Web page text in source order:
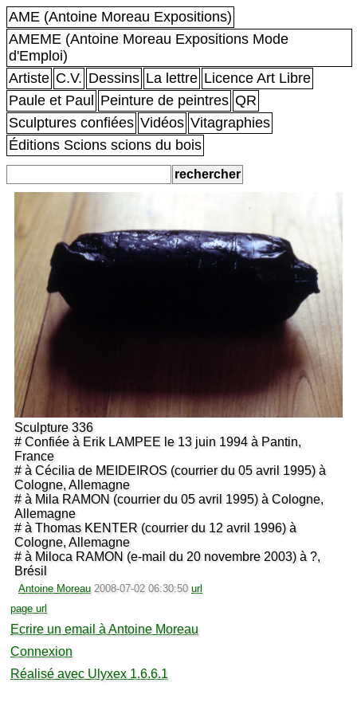
AME (Antoine Moreau Expositions)
AMEME (Antoine Moreau Expositions Mode
d'Emploi)
Artiste C.V. Dessins La lettre Licence Art Libre
Paule et Paul
Peinture de peintres QR
Sculptures confiées Vidéos Vitagraphies
Éditions Scions scions du bois
Sculpture 336
# Confiée à Erik LAMPEE le 13 juin 1994 à Pantin,
France
# à Cécilia de MEIDEIROS (courrier du 05 avril 1995) à
Cologne, Allemagne
# à Mila RAMON (courrier du 05 avril 1995) à Cologne,
Allemagne
# à Thomas KENTER (courrier du 12 avril 1996) à
Cologne, Allemagne
# à Miloca RAMON (e-mail du 20 novembre 2003) à ?,
Brésil
Antoine Moreau 2008-07-02 06:30:50 url
page url
Ecrire un email à Antoine Moreau
Connexion
Réalisé avec Ulyxex 1.6.6.1